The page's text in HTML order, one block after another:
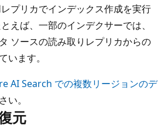
プリカでインデックス作成を実行
えば、一部のインデクサーでは、
ソースの読み取りレプリカからの
います。
AI Search での複数リージョンのデ
い。
元